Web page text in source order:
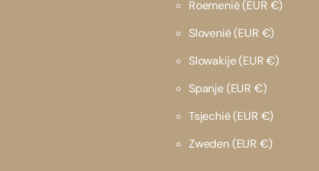
Roemenië(EUR €)
Slovenië(EUR €)
Slowakije(EUR €)
Spanje(EUR €)
Tsjechië(EUR €)
Zweden(EUR €)